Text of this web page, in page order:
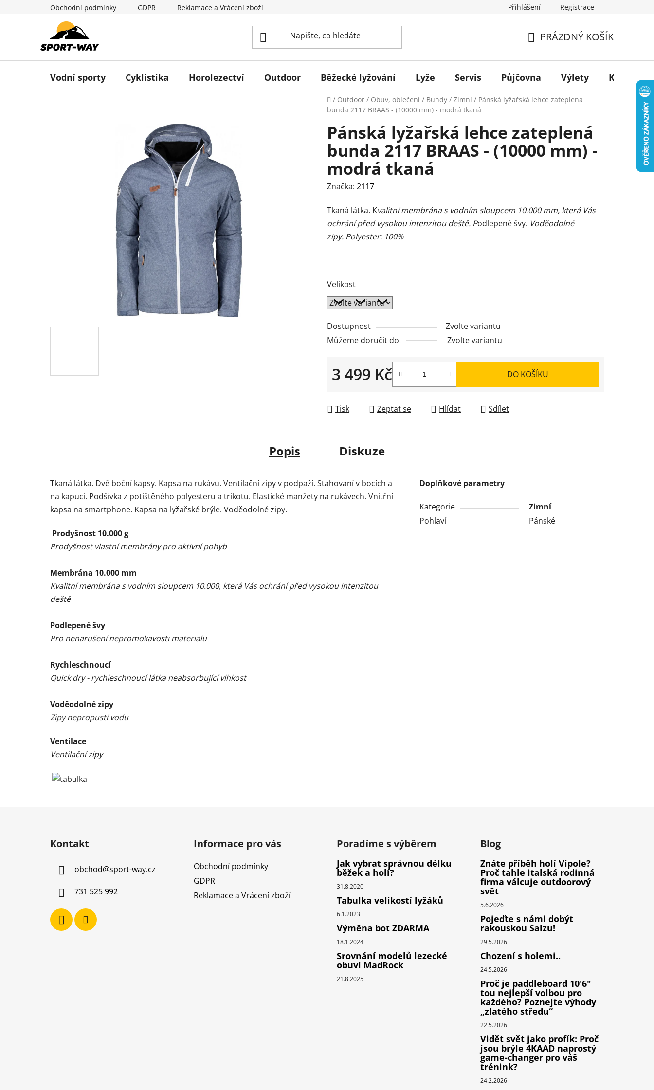
Obchodní podmínky GDPR Reklamace a Vrácení zboží Přihlášení Registrace
KOŠÍK
PRÁZDNÝ KOŠÍK
Vodní sporty Cyklistika Horolezectví Outdoor Běžecké lyžování Lyže Servis Půjčovna Výlety Kontakt
Domů
/ Outdoor / Obuv, oblečení / Bundy / Zimní / Pánská lyžařská lehce zateplená
bunda 2117 BRAAS - (10000 mm) - modrá tkaná
Pánská lyžařská lehce zateplená
bunda 2117 BRAAS - (10000 mm) -
modrá tkaná
Značka: 2117
Tkaná látka. Kvalitní membrána s vodním sloupcem 10.000 mm, která Vás
ochrání před vysokou intenzitou deště. Podlepené švy. Voděodolné
zipy. Polyester: 100%
Velikost
Dostupnost
Zvolte variantu
Můžeme doručit do:
Zvolte variantu
3 499 Kč DO KOŠÍKU
Tisk Zeptat se Hlídat Sdílet
Popis Diskuze
Tkaná látka. Dvě boční kapsy. Kapsa na rukávu. Ventilační zipy v podpaží. Stahování v bocích a
na kapuci. Podšívka z potištěného polyesteru a trikotu. Elastické manžety na rukávech. Vnitřní
kapsa na smartphone. Kapsa na lyžařské brýle. Voděodolné zipy.
Prodyšnost 10.000 g
Prodyšnost vlastní membrány pro aktivní pohyb
Membrána 10.000 mm
Kvalitní membrána s vodním sloupcem 10.000, která Vás ochrání před vysokou intenzitou
deště
Podlepené švy
Pro nenarušení nepromokavosti materiálu
Rychleschnoucí
Quick dry - rychleschnoucí látka neabsorbující vlhkost
Voděodolné zipy
Zipy nepropustí vodu
Ventilace
Ventilační zipy
Doplňkové parametry
Kategorie
Zimní
Pohlaví
Pánské
Kontakt
obchod@sport-way.cz
731 525 992
Informace pro vás
Obchodní podmínky
GDPR
Reklamace a Vrácení zboží
Poradíme s výběrem
Jak vybrat správnou délku
běžek a holí?
31.8.2020
Tabulka velikostí lyžáků
6.1.2023
Výměna bot ZDARMA
18.1.2024
Srovnání modelů lezecké
obuvi MadRock
21.8.2025
Blog
Znáte příběh holí Vipole?
Proč tahle italská rodinná
firma válcuje outdoorový
svět
5.6.2026
Pojeďte s námi dobýt
rakouskou Salzu!
29.5.2026
Chození s holemi..
24.5.2026
Proč je paddleboard 10'6"
tou nejlepší volbou pro
každého? Poznejte výhody
„zlatého středu“
22.5.2026
Vidět svět jako profík: Proč
jsou brýle 4KAAD naprostý
game-changer pro váš
trénink?
24.2.2026